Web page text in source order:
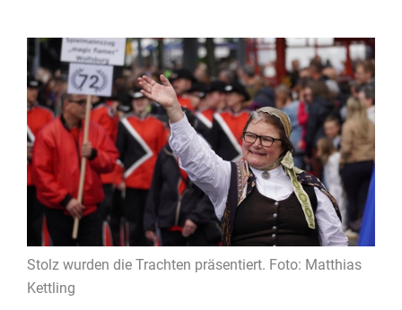
Stolz wurden die Trachten präsentiert. Foto: Matthias
Kettling